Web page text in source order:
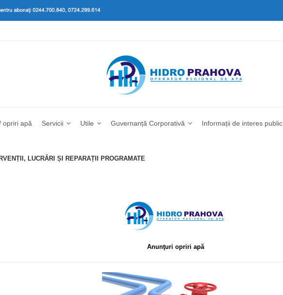
opriri apă Servicii Utile Guvernanță Corporativă Informații de interes public
LUCRĂRI ȘI REPARAȚII PROGRAMATE
Anunţuri opriri apă